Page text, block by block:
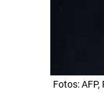
Fotos: